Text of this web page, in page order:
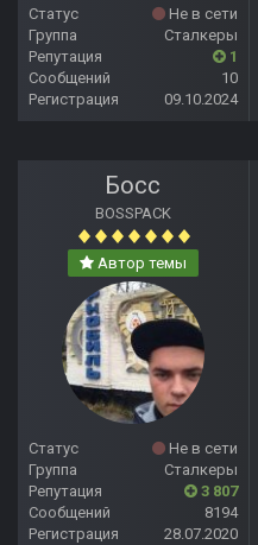
Статус
Не в сети
Группа
Сталкеры
Репутация
1
Сообщений
10
Регистрация
09.10.2024
Босс
BOSSPACK
Автор темы
Статус
Не в сети
Группа
Сталкеры
Репутация
3 807
Сообщений
8194
Регистрация
28.07.2020